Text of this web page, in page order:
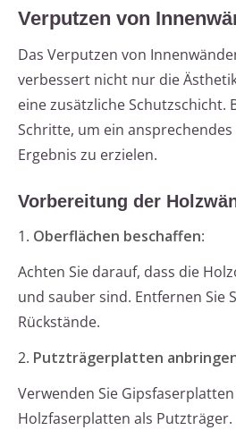
Verputzen von
Das Verputzen von
verbessert nicht nur die
eine zusätzliche Schutzschicht.
Schritte, um ein
Ergebnis zu erzielen.
Vorbereitung der
1. Oberflächen beschaffen:
Achten Sie darauf, dass die
und sauber sind. Entfernen Sie
Rückstände.
2. Putzträgerplatten
Verwenden Sie
Holzfaserplatten als Putzträger.